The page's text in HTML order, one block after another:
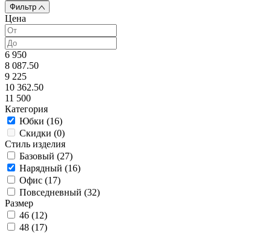
Фильтр
Цена
6 950
8 087.50
9 225
10 362.50
11 500
Категория
Юбки (16)
Скидки (0)
Стиль изделия
Базовый (27)
Нарядный (16)
Офис (17)
Повседневный (32)
Размер
46 (12)
48 (17)